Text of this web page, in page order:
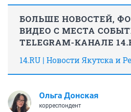
БОЛЬШЕ НОВОСТЕЙ,
ВИДЕО С МЕСТА
TELEGRAM-КАНАЛЕ
14.RU | Новости Якутска и
Ольга Донская
корреспондент